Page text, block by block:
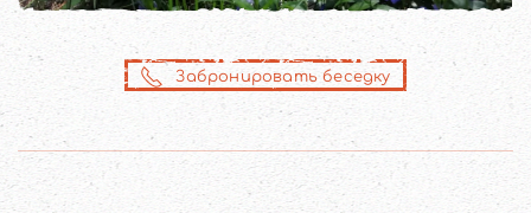
Забронировать беседку